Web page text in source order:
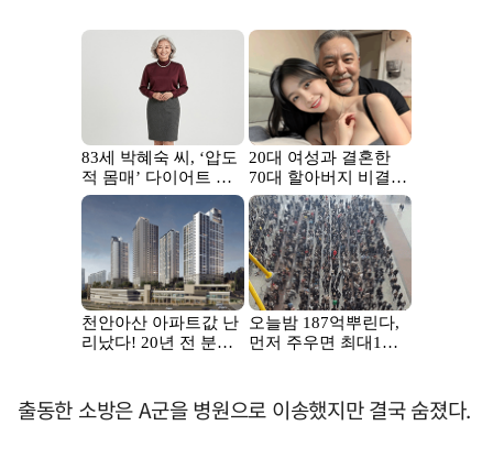
출동한 소방은 A군을 병원으로 이송했지만 결국 숨졌다.